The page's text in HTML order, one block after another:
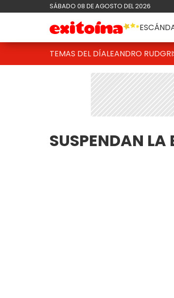
SÁBADO 08 DE AGOSTO DEL 2026
TEMAS DEL DÍALEANDRO RUD
SUSPENDAN LA